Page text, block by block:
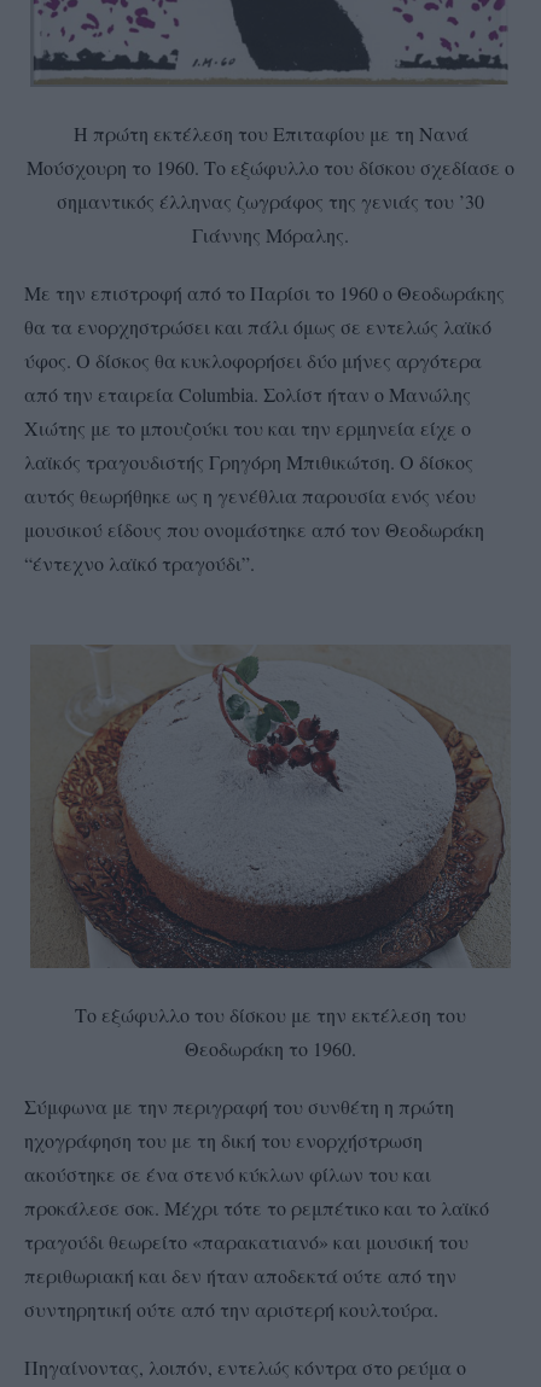
Η πρώτη εκτέλεση του Επιταφίου με τη Νανά
Μούσχουρη το 1960. Το εξώφυλλο του δίσκου σχεδίασε ο
σημαντικός έλληνας ζωγράφος της γενιάς του ’30
Γιάννης Μόραλης.
Με την επιστροφή από το Παρίσι το 1960 ο Θεοδωράκης
θα τα ενορχηστρώσει και πάλι όμως σε εντελώς λαϊκό
ύφος. Ο δίσκος θα κυκλοφορήσει δύο μήνες αργότερα
από την εταιρεία Columbia. Σολίστ ήταν ο Μανώλης
Χιώτης με το μπουζούκι του και την ερμηνεία είχε ο
λαϊκός τραγουδιστής Γρηγόρη Μπιθικώτση. Ο δίσκος
αυτός θεωρήθηκε ως η γενέθλια παρουσία ενός νέου
μουσικού είδους που ονομάστηκε από τον Θεοδωράκη
“έντεχνο λαϊκό τραγούδι”.
Το εξώφυλλο του δίσκου με την εκτέλεση του
Θεοδωράκη το 1960.
Σύμφωνα με την περιγραφή του συνθέτη η πρώτη
ηχογράφηση του με τη δική του ενορχήστρωση
ακούστηκε σε ένα στενό κύκλων φίλων του και
προκάλεσε σοκ. Μέχρι τότε το ρεμπέτικο και το λαϊκό
τραγούδι θεωρείτο «παρακατιανό» και μουσική του
περιθωριακή και δεν ήταν αποδεκτά ούτε από την
συντηρητική ούτε από την αριστερή κουλτούρα.
Πηγαίνοντας, λοιπόν, εντελώς κόντρα στο ρεύμα ο